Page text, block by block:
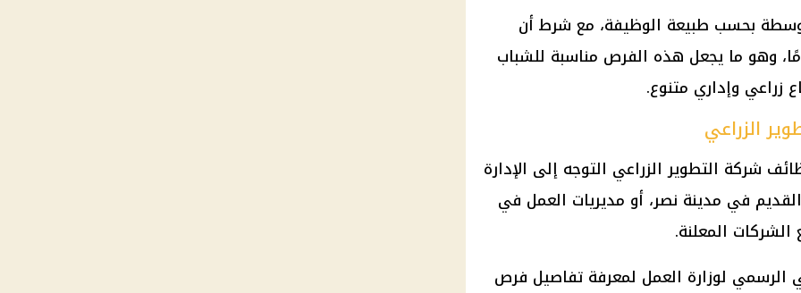
بحسب طبيعة الوظيفة، مع شرط أن
عمر المتقدم بين 23 و35 عامًا، وهو ما يجعل هذه الفرص مناسبة للشباب
وإداري متنوع.
الزراعي
شركة التطوير الزراعي التوجه إلى الإدارة
في مدينة نصر، أو مديريات العمل في
المعلنة.
الرسمي لوزارة العمل لمعرفة تفاصيل فرص